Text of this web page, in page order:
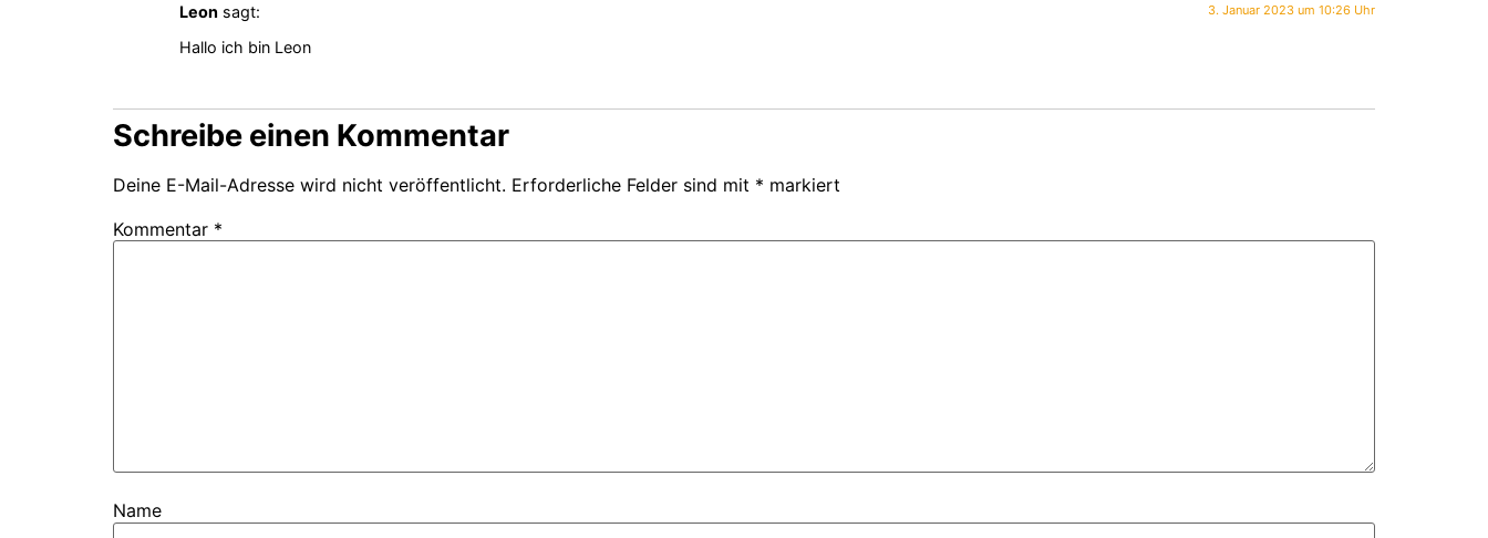
Leon sagt: 3. Januar 2023 um 10:26 Uhr
Hallo ich bin Leon
Schreibe einen Kommentar
Deine E-Mail-Adresse wird nicht veröffentlicht. Erforderliche Felder sind mit * markiert
Kommentar *
Name